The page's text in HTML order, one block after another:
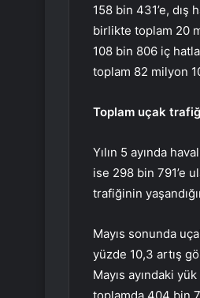
158 bin 431’e,
birlikte toplam 20
108 bin 806 iç
toplam 82 milyon
Toplam uçak
Yılın 5 ayında
ise 298 bin 791’e
trafiğinin
Mayıs sonunda
yüzde 10,3 artış
Mayıs ayındaki